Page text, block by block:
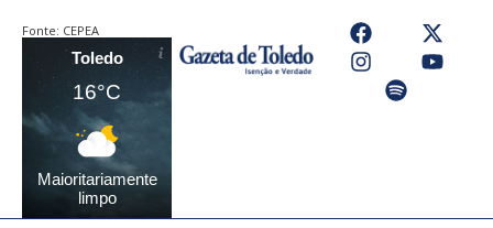
Fonte: CEPEA
Toledo
16°C
Maioritariamente
limpo